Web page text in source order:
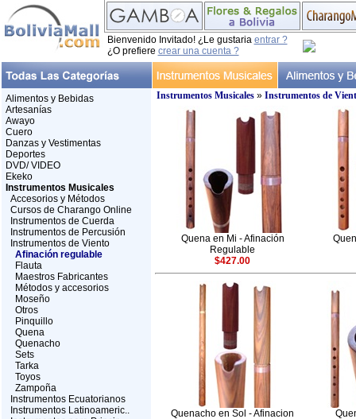
Bienvenido Invitado! ¿Le gustaria entrar ?
¿O prefiere crear una cuenta ?
Alimentos y Bebidas
Artesanías
Awayo
Cuero
Danzas y Vestimentas
Deportes
DVD/ VIDEO
Ekeko
Instrumentos Musicales
Accesorios y Métodos
Cursos de Charango Online
Instrumentos de Cuerda
Instrumentos de Percusión
Instrumentos de Viento
Afinación regulable
Flauta
Maestros Fabricantes
Métodos y accesorios
Moseño
Otros
Pinquillo
Quena
Quenacho
Sets
Tarka
Toyos
Zampoña
Instrumentos Ecuatorianos
Instrumentos Latinoameric..
Instrumentos Musicales» Instrumentos de
Quena en Mi - Afinación
Regulable
$427.00
Quenacho en Sol - Afinacion